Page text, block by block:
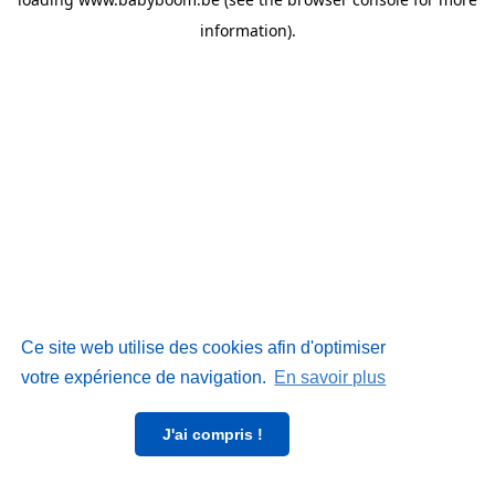
Ce site web utilise des cookies afin d'optimiser
votre expérience de navigation. En savoir plus
J'ai compris !
information).